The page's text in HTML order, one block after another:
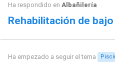
Ha respondido en Albañilería
Rehabilitación de bajo
Ha empezado a seguir el tema